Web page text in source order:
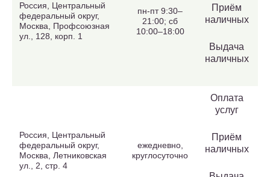
Россия, Центральный
федеральный округ,
Москва, Профсоюзная
ул., 128, корп. 1
пн-пт 9:30–
21:00; сб
10:00–18:00
Приём
наличных
Выдача
наличных
Россия, Центральный
федеральный округ,
Москва, Летниковская
ул., 2, стр. 4
ежедневно,
круглосуточно
Оплата
услуг
Приём
наличных